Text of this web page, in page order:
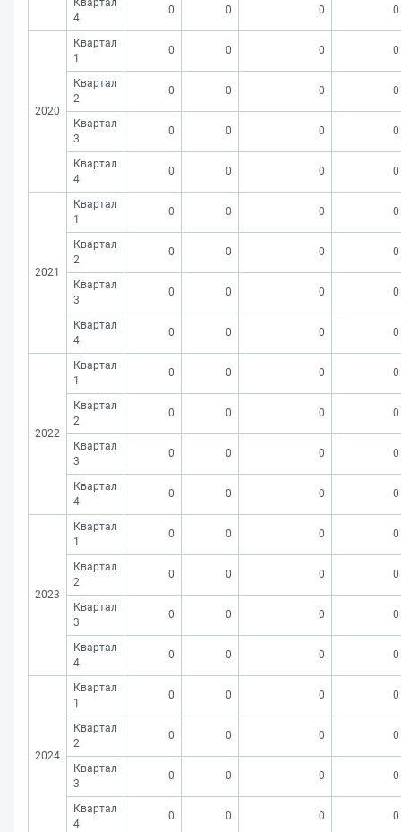
Квартал
4
0 0 0 0
2020
Квартал
1
0 0 0 0
Квартал
2
0 0 0 0
Квартал
3
0 0 0 0
Квартал
4
0 0 0 0
2021
Квартал
1
0 0 0 0
Квартал
2
0 0 0 0
Квартал
3
0 0 0 0
Квартал
4
0 0 0 0
2022
Квартал
1
0 0 0 0
Квартал
2
0 0 0 0
Квартал
3
0 0 0 0
Квартал
4
0 0 0 0
2023
Квартал
1
0 0 0 0
Квартал
2
0 0 0 0
Квартал
3
0 0 0 0
Квартал
4
0 0 0 0
2024
Квартал
1
0 0 0 0
Квартал
2
0 0 0 0
Квартал
3
0 0 0 0
Квартал
4
0 0 0 0